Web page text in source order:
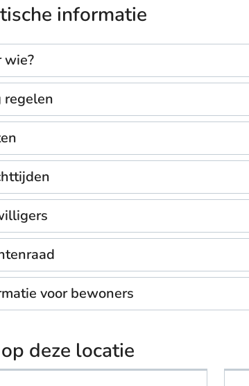
informatie
wie?
regelen
voor bewoners
deze locatie